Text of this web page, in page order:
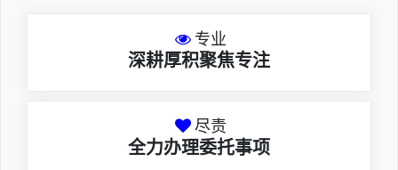
专业
深耕厚积聚焦专注
尽责
全力办理委托事项